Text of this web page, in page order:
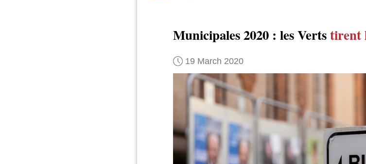
Municipales 2020 : les Vertstirent
19 March 2020